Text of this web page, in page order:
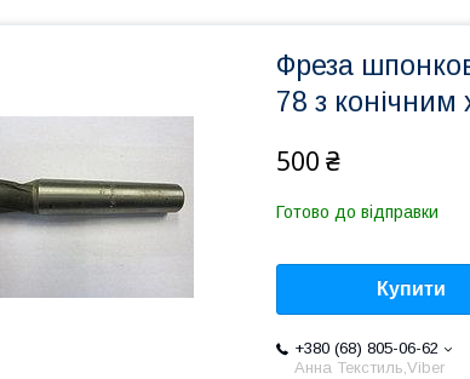
Фреза
78 з конічним
500 ₴
Готово до відправки
Купити
+380 (68) 805-06-62
Анна Текстиль,Viber